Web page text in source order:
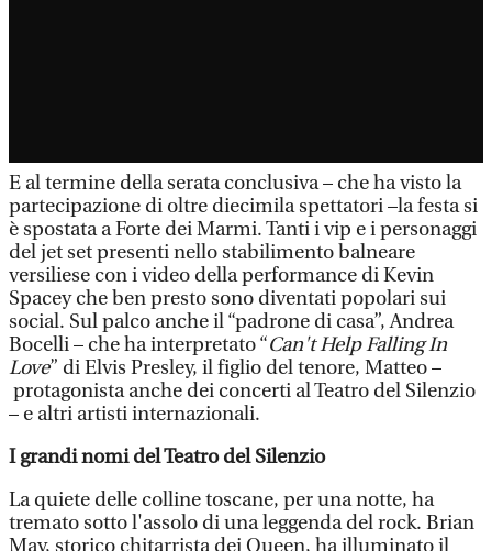
E al termine della serata conclusiva – che ha visto la
partecipazione di oltre diecimila spettatori –la festa si
è spostata a Forte dei Marmi. Tanti i vip e i personaggi
del jet set presenti nello stabilimento balneare
versiliese con i video della performance di Kevin
Spacey che ben presto sono diventati popolari sui
social. Sul palco anche il “padrone di casa”, Andrea
Bocelli – che ha interpretato “Can't Help Falling In
Love” di Elvis Presley, il figlio del tenore, Matteo –
protagonista anche dei concerti al Teatro del Silenzio
– e altri artisti internazionali.
I grandi nomi del Teatro del Silenzio
La quiete delle colline toscane, per una notte, ha
tremato sotto l'assolo di una leggenda del rock. Brian
May, storico chitarrista dei Queen, ha illuminato il